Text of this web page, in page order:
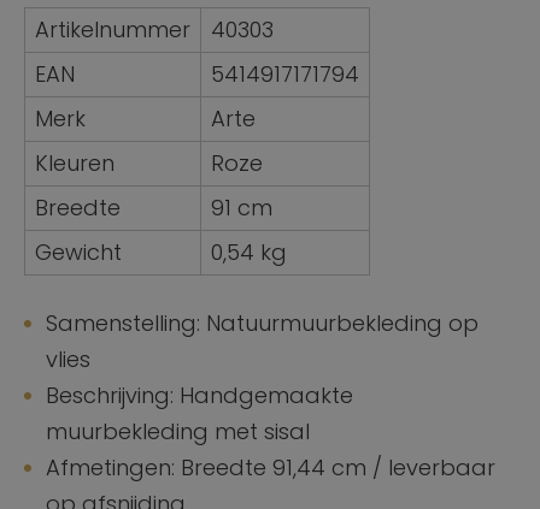
Artikelnummer
40303
EAN
5414917171794
Merk
Arte
Kleuren
Roze
Breedte
91 cm
Gewicht
0,54 kg
Samenstelling: Natuurmuurbekleding op
vlies
Beschrijving: Handgemaakte
muurbekleding met sisal
Afmetingen: Breedte 91,44 cm / leverbaar